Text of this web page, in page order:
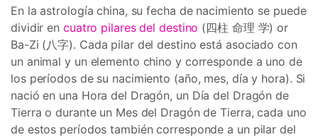
En la astrología china, su fecha de nacimiento se puede
dividir en cuatro pilares del destino (四柱 命理 学) or
Ba-Zi (八字). Cada pilar del destino está asociado con
un animal y un elemento chino y corresponde a uno de
los períodos de su nacimiento (año, mes, día y hora). Si
nació en una Hora del Dragón, un Día del Dragón de
Tierra o durante un Mes del Dragón de Tierra, cada uno
de estos períodos también corresponde a un pilar del